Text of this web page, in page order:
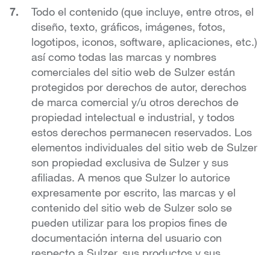
Todo el contenido (que incluye, entre otros, el
diseño, texto, gráficos, imágenes, fotos,
logotipos, iconos, software, aplicaciones, etc.)
así como todas las marcas y nombres
comerciales del sitio web de Sulzer están
protegidos por derechos de autor, derechos
de marca comercial y/u otros derechos de
propiedad intelectual e industrial, y todos
estos derechos permanecen reservados. Los
elementos individuales del sitio web de Sulzer
son propiedad exclusiva de Sulzer y sus
afiliadas. A menos que Sulzer lo autorice
expresamente por escrito, las marcas y el
contenido del sitio web de Sulzer solo se
pueden utilizar para los propios fines de
documentación interna del usuario con